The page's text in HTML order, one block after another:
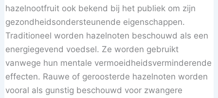
hazelnootfruit ook bekend bij het publiek om zijn
gezondheidsondersteunende eigenschappen.
Traditioneel worden hazelnoten beschouwd als een
energiegevend voedsel. Ze worden gebruikt
vanwege hun mentale vermoeidheidsverminderende
effecten. Rauwe of geroosterde hazelnoten worden
vooral als gunstig beschouwd voor zwangere